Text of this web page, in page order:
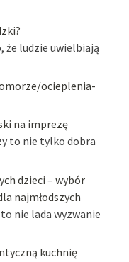
że ludzie uwielbiają
ocieplenia-
na imprezę
to nie tylko dobra
dzieci – wybór
najmłodszych
nie lada wyzwanie
kuchnię